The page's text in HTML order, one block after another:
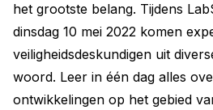
het grootste belang. Tijdens
dinsdag 10 mei 2022 komen
veiligheidsdeskundigen uit
woord. Leer in één dag alles
ontwikkelingen op het gebied